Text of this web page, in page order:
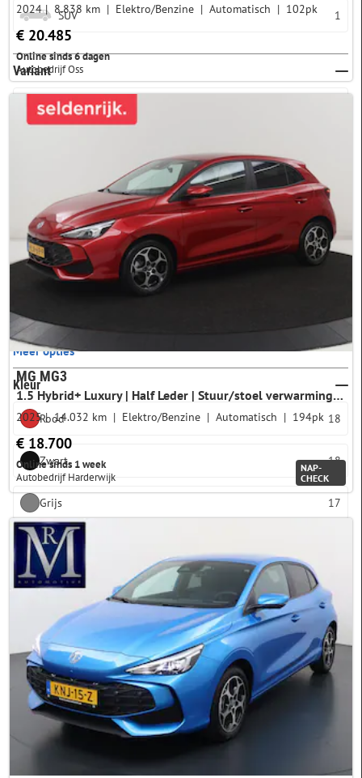
SUV 1
Variant
5 km
10 km
20 km
Meer opties
Kleur
Rood 18
Zwart 18
Grijs 17
Blauw
Wit
Meer opties
Opties
Plugin
2024 8.838 km Elektro/Benzine Automatisch 102pk
€ 20.485
Online sinds 6 dagen
Autobedrijf Oss
MG MG3
1.5 Hybrid+ Luxury | Half Leder | Stuur/stoel verwarming | 360 camera | Carplay | Climate control | Full LED | Adaptive cruise | navigatie
2025 14.032 km Elektro/Benzine Automatisch 194pk
€ 18.700
Online sinds 1 week
Autobedrijf Harderwijk
NAP-
CHECK